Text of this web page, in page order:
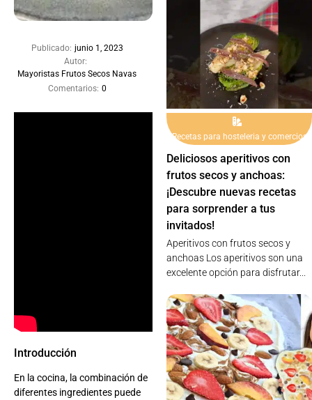
Publicado: junio 1, 2023
Autor:
Mayoristas Frutos Secos Navas
Comentarios: 0
Introducción
En la cocina, la combinación de
diferentes ingredientes puede
Recetas para hosteleria y comercios
Deliciosos aperitivos con
frutos secos y anchoas:
¡Descubre nuevas recetas
para sorprender a tus
invitados!
Aperitivos con frutos secos y
anchoas Los aperitivos son una
excelente opción para disfrutar...